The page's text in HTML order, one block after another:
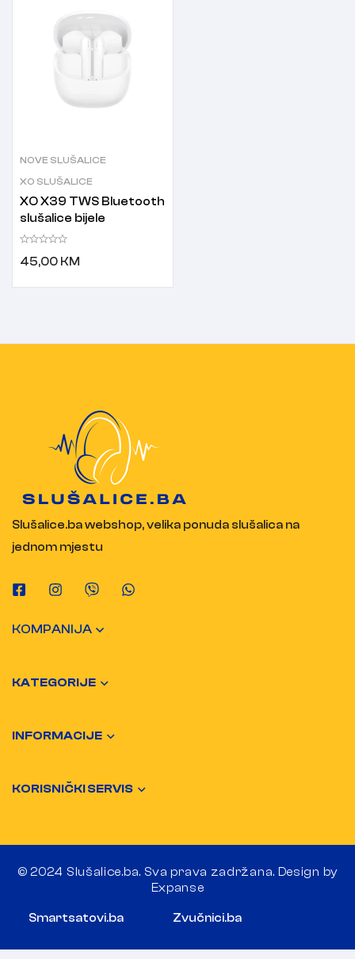
NOVE SLUŠALICE
XO SLUŠALICE
XO X39 TWS Bluetooth
slušalice bijele
45,00 KM
Slušalice.ba webshop, velika ponuda slušalica na
jednom mjestu
KOMPANIJA
KATEGORIJE
INFORMACIJE
KORISNIČKI SERVIS
© 2024 Slušalice.ba. Sva prava zadržana. Design by
Expanse
Smartsatovi.ba Zvučnici.ba